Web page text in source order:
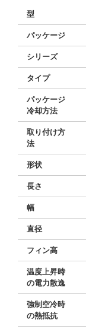
型
パッケージ
シリーズ
タイプ
パッケージ
冷却方法
取り付け方
法
形状
長さ
幅
直径
フィン高
温度上昇時
の電力散逸
強制空冷時
の熱抵抗